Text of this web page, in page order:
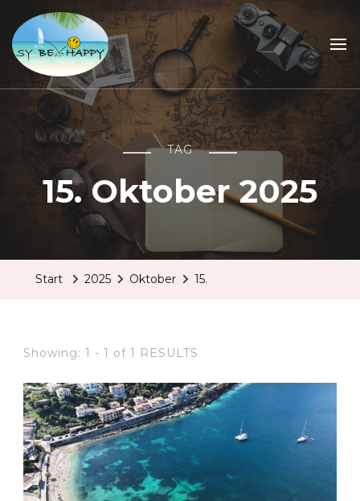
Sailing Be Happy
ein Traum wird wahr
TAG
15. Oktober 2025
Start 2025 Oktober 15.
Showing: 1 - 1 of 1 RESULTS